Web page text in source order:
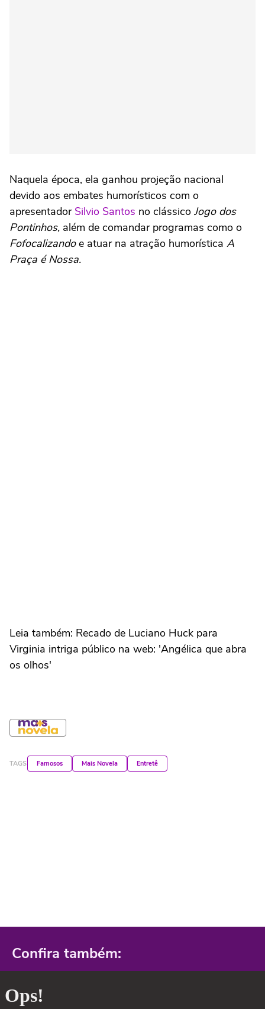
Naquela época, ela ganhou projeção nacional
devido aos embates humorísticos com o
apresentador Silvio Santos no clássico Jogo dos
Pontinhos, além de comandar programas como o
Fofocalizandoe atuar na atração humorística A
Praça é Nossa.
Leia também: Recado de Luciano Huck para
Virginia intriga público na web: 'Angélica que abra
os olhos'
TAGS Famosos Mais Novela Entretê
Confira também: